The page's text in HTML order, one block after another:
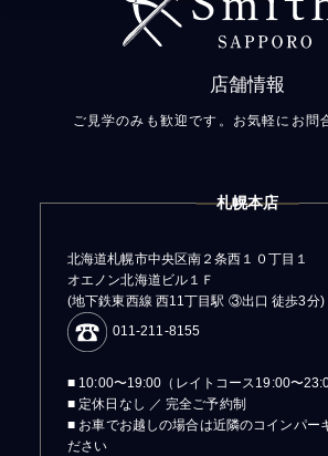
店舗情報
ご見学のみも歓迎です。お気軽にお問
札幌本店
北海道札幌市中央区南２条西１０丁目１
オエノン北海道ビル１Ｆ
(地下鉄東西線 西11丁目駅 ③出口 徒歩3分)
011-211-8155
■ 10:00〜19:00（レイトコース19:00〜
■ 定休日なし ／ 完全ご予約制
■ お車でお越しの場合は近隣のコインパー
ださい